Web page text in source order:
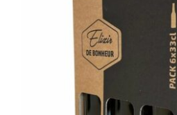
AJOUTER AU